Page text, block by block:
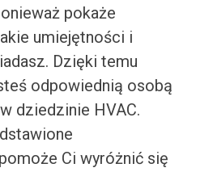
pokaże
umiejętności i
Dzięki temu
odpowiednią osobą
dziedzinie HVAC.
Ci wyróżnić się